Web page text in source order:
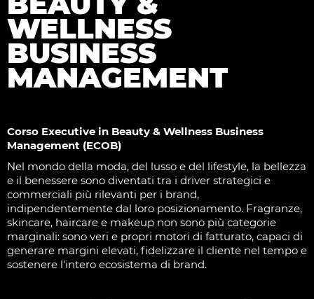
WELLNESS
BUSINESS
MANAGEMENT
Corso Executive in Beauty & Wellness Business
Management (ECOB)
Nel mondo della moda, del lusso e del lifestyle, la bellezza
e il benessere sono diventati tra i driver strategici e
commerciali più rilevanti per i brand,
indipendentemente dal loro posizionamento. Fragranze,
skincare, haircare e makeup non sono più categorie
marginali: sono veri e propri motori di fatturato, capaci di
generare margini elevati, fidelizzare il cliente nel tempo e
sostenere l'intero ecosistema di brand.